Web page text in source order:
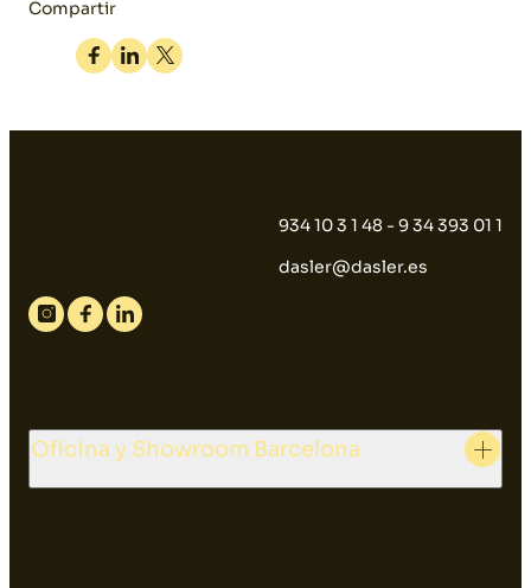
Compartir
Facebook
LinkedinTwitter
934 10 3 1 48 - 9 34 393 01 1
dasler@dasler.es
Instagram
FacebookLinkedin
Oficina y Showroom Barcelona